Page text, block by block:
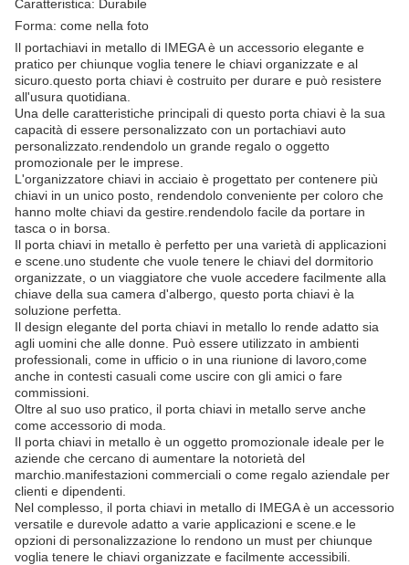
Caratteristica: Durabile
Forma: come nella foto
Il portachiavi in metallo di IMEGA è un accessorio elegante e
pratico per chiunque voglia tenere le chiavi organizzate e al
sicuro.questo porta chiavi è costruito per durare e può resistere
all'usura quotidiana.
Una delle caratteristiche principali di questo porta chiavi è la sua
capacità di essere personalizzato con un portachiavi auto
personalizzato.rendendolo un grande regalo o oggetto
promozionale per le imprese.
L'organizzatore chiavi in acciaio è progettato per contenere più
chiavi in un unico posto, rendendolo conveniente per coloro che
hanno molte chiavi da gestire.rendendolo facile da portare in
tasca o in borsa.
Il porta chiavi in metallo è perfetto per una varietà di applicazioni
e scene.uno studente che vuole tenere le chiavi del dormitorio
organizzate, o un viaggiatore che vuole accedere facilmente alla
chiave della sua camera d'albergo, questo porta chiavi è la
soluzione perfetta.
Il design elegante del porta chiavi in metallo lo rende adatto sia
agli uomini che alle donne. Può essere utilizzato in ambienti
professionali, come in ufficio o in una riunione di lavoro,come
anche in contesti casuali come uscire con gli amici o fare
commissioni.
Oltre al suo uso pratico, il porta chiavi in metallo serve anche
come accessorio di moda.
Il porta chiavi in metallo è un oggetto promozionale ideale per le
aziende che cercano di aumentare la notorietà del
marchio.manifestazioni commerciali o come regalo aziendale per
clienti e dipendenti.
Nel complesso, il porta chiavi in metallo di IMEGA è un accessorio
versatile e durevole adatto a varie applicazioni e scene.e le
opzioni di personalizzazione lo rendono un must per chiunque
voglia tenere le chiavi organizzate e facilmente accessibili.